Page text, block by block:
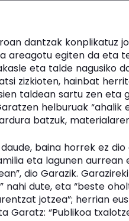
dantzak konplikatuz
areagotu egiten da eta
eta talde nagusiko
zizkioten, hainbat
taldean sartu zen eta
helburuak “ahalik
batzuk,
baina horrek ez
eta lagunen aurrean
dio Garazik.
nahi dute, eta “beste
jotzea”; herrian
Garatz: “Publikoa